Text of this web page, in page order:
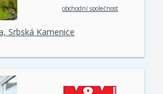
obchodní společnost
Srbská Kamenice